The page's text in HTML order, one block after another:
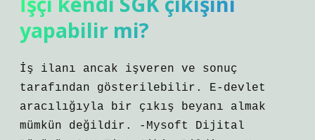
yapabilir mi?
İş ilanı ancak işveren ve sonuç
tarafından gösterilebilir. E-devlet
aracılığıyla bir çıkış beyanı almak
mümkün değildir. -Mysoft Dijital